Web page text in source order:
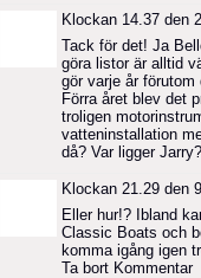
Klockan 14.37 den
Tack för det! Ja
göra listor är alltid
gör varje år
Förra året blev det
troligen
vatteninstallation
då? Var ligger Jarry?
Klockan 21.29 den
Eller hur!? Ibland
Classic Boats och
komma igång igen
Ta bort Kommentar